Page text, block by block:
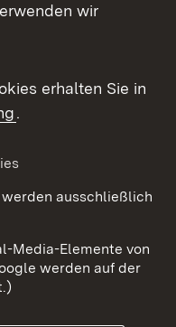
wir
erhalten Sie in
.
ausschließlich
Media-Elemente von
werden auf der